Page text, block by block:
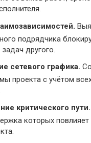
подрядчика
задач другого.
сетевого графика.
проекта с учётом
критического пути.
которых повлияет